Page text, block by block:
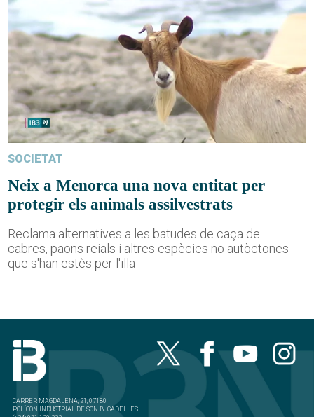
SOCIETAT
Neix a Menorca una nova entitat per
protegir els animals assilvestrats
Reclama alternatives a les batudes de caça de
cabres, paons reials i altres espècies no autòctones
que s'han estès per l'illa
CARRER MAGDALENA, 21, 07180
POLÍGON INDUSTRIAL DE SON BUGADELLES